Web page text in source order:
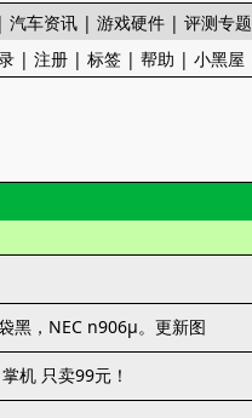
|汽车资讯 |游戏硬件 |评测专题
|注册 |标签 |帮助 |小黑屋
黑，NEC n906μ。更新图
机 只卖99元！